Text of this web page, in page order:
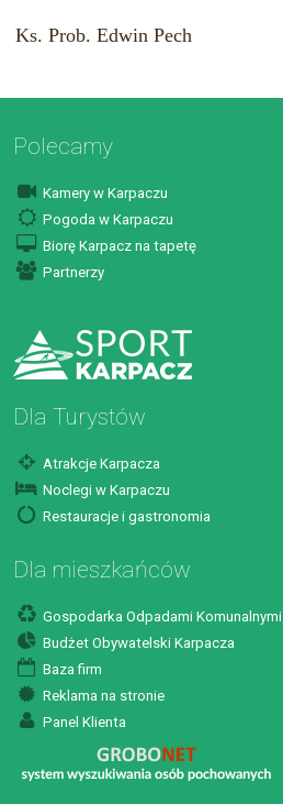
Ks. Prob. Edwin Pech
Polecamy
Kamery w Karpaczu
Pogoda w Karpaczu
Biorę Karpacz na tapetę
Partnerzy
Dla Turystów
Atrakcje Karpacza
Noclegi w Karpaczu
Restauracje i gastronomia
Dla mieszkańców
Gospodarka Odpadami Komunalnymi
Budżet Obywatelski Karpacza
Baza firm
Reklama na stronie
Panel Klienta